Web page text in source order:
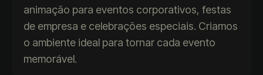
animação para eventos corporativos, festas
de empresa e celebrações especiais. Criamos
o ambiente ideal para tornar cada evento
memorável.